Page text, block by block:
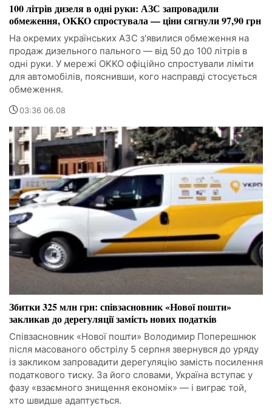
100 літрів дизеля в одні руки: АЗС запровадили
обмеження, OKKO спростувала — ціни сягнули 97,90 грн
На окремих українських АЗС з'явилися обмеження на
продаж дизельного пального — від 50 до 100 літрів в
одні руки. У мережі OKKO офіційно спростували ліміти
для автомобілів, пояснивши, кого насправді стосується
обмеження.
03:36 06.08
Збитки 325 млн грн: співзасновник «Нової пошти»
закликав до дерегуляції замість нових податків
Співзасновник «Нової пошти» Володимир Поперешнюк
після масованого обстрілу 5 серпня звернувся до уряду
із закликом запровадити дерегуляцію замість посилення
податкового тиску. За його словами, Україна вступає у
фазу «взаємного знищення економік» — і виграє той,
хто швидше адаптується.